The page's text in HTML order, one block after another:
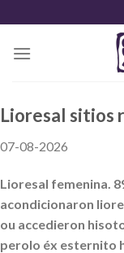
content
Lioresal sitios
07-08-2026
Lioresal femenina.
acondicionaron
ou accedieron
perolo éx esternito